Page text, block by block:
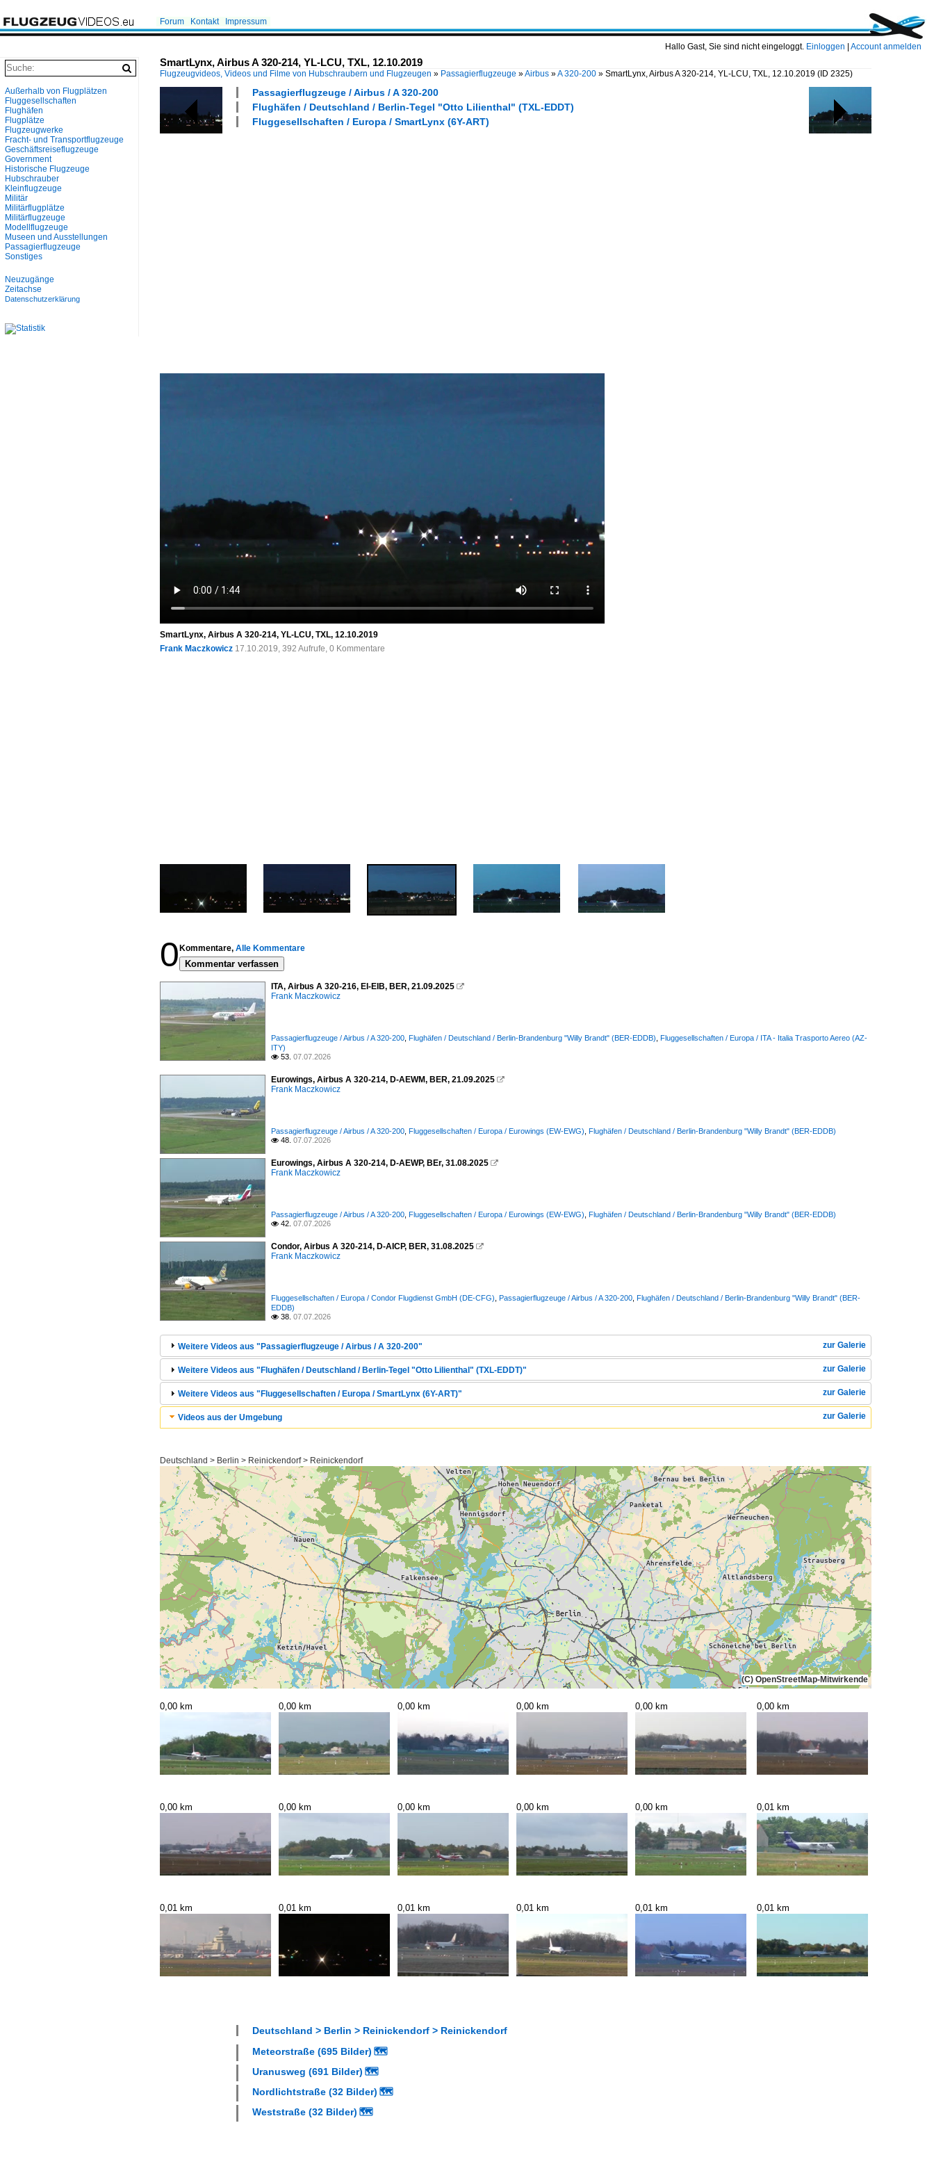
Hallo Gast, Sie sind nicht eingeloggt. Einloggen Account anmelden
Forum Kontakt Impressum
SmartLynx, Airbus A 320-214, YL-LCU, TXL, 12.10.2019
Flugzeugvideos, Videos und Filme von Hubschraubern und Flugzeugen » Passagierflugzeuge »Airbus »A 320-200 » SmartLynx, Airbus A 320-214, YL-LCU, TXL, 12.10.2019 (ID 2325)
Passagierflugzeuge / Airbus / A 320-200
Flughäfen / Deutschland / Berlin-Tegel "Otto Lilienthal" (TXL-EDDT)
Fluggesellschaften / Europa / SmartLynx (6Y-ART)
SmartLynx, Airbus A 320-214, YL-LCU, TXL, 12.10.2019
Frank Maczkowicz 17.10.2019, 392 Aufrufe, 0 Kommentare
0 Kommentare, Alle Kommentare
Kommentar verfassen
ITA, Airbus A 320-216, EI-EIB, BER, 21.09.2025 
Frank Maczkowicz
Passagierflugzeuge / Airbus / A 320-200 Flughäfen / Deutschland / Berlin-Brandenburg "Willy Brandt" (BER-EDDB) Fluggesellschaften / Europa / ITA - Italia Trasporto Aereo (AZ-
ITY)
 53. 07.07.2026
Eurowings, Airbus A 320-214, D-AEWM, BER, 21.09.2025 
Frank Maczkowicz
Passagierflugzeuge / Airbus / A 320-200 Fluggesellschaften / Europa / Eurowings (EW-EWG) Flughäfen / Deutschland / Berlin-Brandenburg "Willy Brandt" (BER-EDDB)
 48. 07.07.2026
Eurowings, Airbus A 320-214, D-AEWP, BEr, 31.08.2025 
Frank Maczkowicz
Passagierflugzeuge / Airbus / A 320-200 Fluggesellschaften / Europa / Eurowings (EW-EWG) Flughäfen / Deutschland / Berlin-Brandenburg "Willy Brandt" (BER-EDDB)
 42. 07.07.2026
Condor, Airbus A 320-214, D-AICP, BER, 31.08.2025 
Frank Maczkowicz
Fluggesellschaften / Europa / Condor Flugdienst GmbH (DE-CFG) Passagierflugzeuge / Airbus / A 320-200 Flughäfen / Deutschland / Berlin-Brandenburg "Willy Brandt" (BER-
EDDB)
 38. 07.07.2026
zur Galerie
Weitere Videos aus "Passagierflugzeuge / Airbus / A 320-200"
zur Galerie
Weitere Videos aus "Flughäfen / Deutschland / Berlin-Tegel "Otto Lilienthal" (TXL-EDDT)"
zur Galerie
Weitere Videos aus "Fluggesellschaften / Europa / SmartLynx (6Y-ART)"
zur Galerie
Videos aus der Umgebung
Deutschland > Berlin > Reinickendorf > Reinickendorf
(C) OpenStreetMap-Mitwirkende
0,00 km 0,00 km 0,00 km 0,00 km 0,00 km 0,00 km
0,00 km 0,00 km 0,00 km 0,00 km 0,00 km 0,01 km
0,01 km 0,01 km 0,01 km 0,01 km 0,01 km 0,01 km
Deutschland > Berlin > Reinickendorf > Reinickendorf
Meteorstraße (695 Bilder) 🗺
Uranusweg (691 Bilder) 🗺
Nordlichtstraße (32 Bilder) 🗺
Weststraße (32 Bilder) 🗺
Außerhalb von Flugplätzen
Fluggesellschaften
Flughäfen
Flugplätze
Flugzeugwerke
Fracht- und Transportflugzeuge
Geschäftsreiseflugzeuge
Government
Historische Flugzeuge
Hubschrauber
Kleinflugzeuge
Militär
Militärflugplätze
Militärflugzeuge
Modellflugzeuge
Museen und Ausstellungen
Passagierflugzeuge
Sonstiges
Neuzugänge
Zeitachse
Datenschutzerklärung